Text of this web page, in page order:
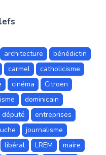
architecture
bénédictin
carmel
catholicisme
cinéma
Citroen
dominicain
député
entreprises
journalisme
libéral LREM
maire